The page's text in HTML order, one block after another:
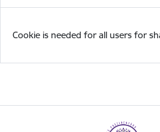
Cookie is needed for all users for